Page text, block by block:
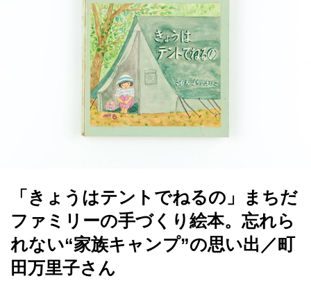
「きょうはテントでねるの」まちだ
ファミリーの手づくり絵本。忘れら
れない“家族キャンプ”の思い出／町
田万里子さん